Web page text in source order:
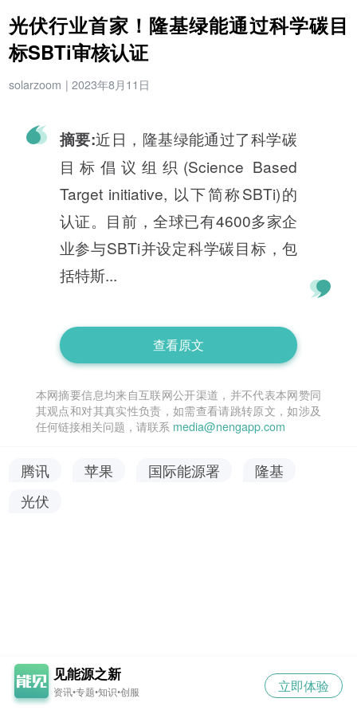
光伏行业首家！隆基绿能通过科学碳目
标SBTi审核认证
solarzoom | 2023年8月11日
摘要:近日，隆基绿能通过了科学碳
目标倡议组织(Science Based
Target initiative, 以下简称SBTi)的
认证。目前，全球已有4600多家企
业参与SBTi并设定科学碳目标，包
括特斯...
查看原文
本网摘要信息均来自互联网公开渠道，并不代表本网赞同
其观点和对其真实性负责，如需查看请跳转原文，如涉及
任何链接相关问题，请联系 media@nengapp.com
腾讯 苹果 国际能源署
隆基
光伏
见能源之新
资讯•专题•知识•创服 立即体验